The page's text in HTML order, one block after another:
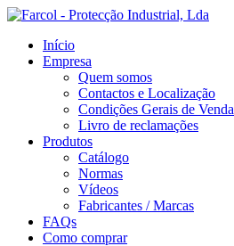
Início
Empresa
Quem somos
Contactos e Localização
Condições Gerais de Venda
Livro de reclamações
Produtos
Catálogo
Normas
Vídeos
Fabricantes / Marcas
FAQs
Como comprar